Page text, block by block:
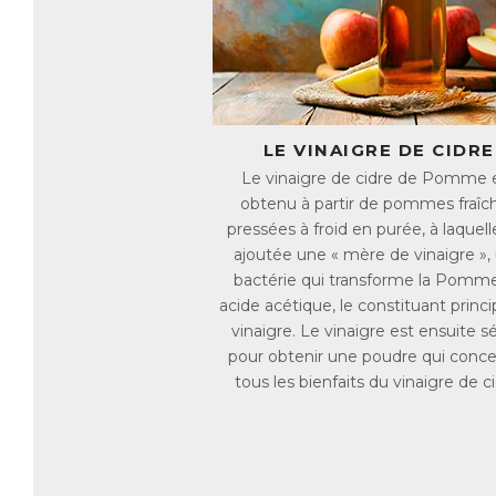
●
●
LE VINAIGRE DE CIDRE
Le vinaigre de cidre de Pomme
obtenu à partir de pommes
pressées à froid en purée, à
ajoutée une « mère de vinaigre »,
bactérie qui transforme la
acide acétique, le constituant
vinaigre. Le vinaigre est ensuite
pour obtenir une poudre qui
tous les bienfaits du vinaigre de